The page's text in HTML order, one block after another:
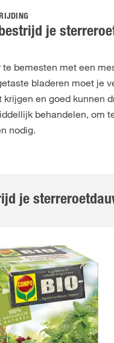
je
te bemesten met een
bladeren moet je
krijgen en goed kunnen
behandelen, om
nodig.
je